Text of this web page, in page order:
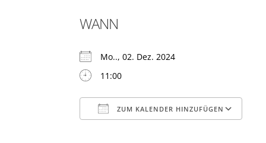
WANN
Mo.., 02. Dez. 2024
11:00
ZUM KALENDER HINZUFÜGEN